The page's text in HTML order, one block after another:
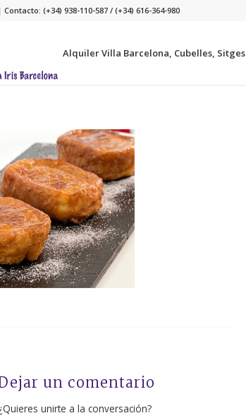
(+34) 938-110-587 / (+34) 616-364-980
Alquiler Villa Barcelona, Cubelles, Sitges
un comentario
unirte a la conversación?